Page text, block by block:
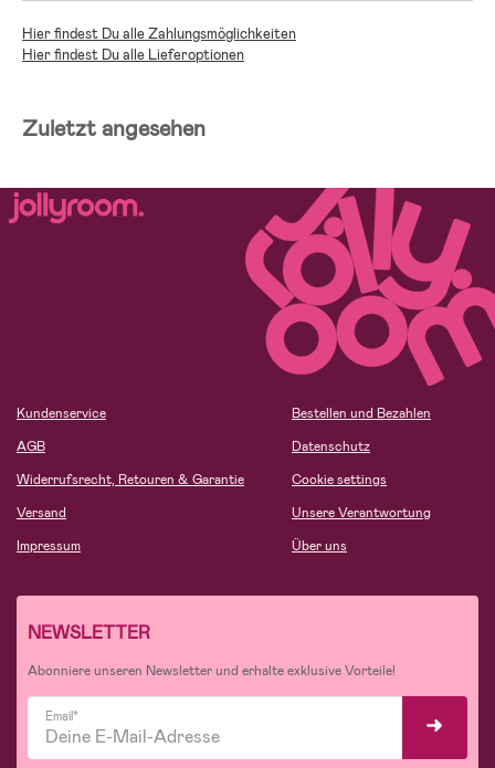
Hier findest Du alle Zahlungsmöglichkeiten
Hier findest Du alle Lieferoptionen
Zuletzt angesehen
Kundenservice
AGB
Widerrufsrecht, Retouren & Garantie
Versand
Impressum
Bestellen und Bezahlen
Datenschutz
Cookie settings
Unsere Verantwortung
Über uns
NEWSLETTER
Abonniere unseren Newsletter und erhalte exklusive Vorteile!
Email*